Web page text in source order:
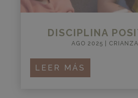
DISCIPLINA
AGO 2025 CRIANZA
LEER MÁS